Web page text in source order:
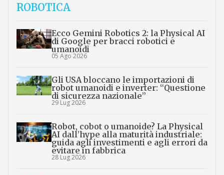
ROBOTICA
Ecco Gemini Robotics 2: la Physical AI
di Google per bracci robotici e
umanoidi
05 Ago 2026
Gli USA bloccano le importazioni di
robot umanoidi e inverter: “Questione
di sicurezza nazionale”
29 Lug 2026
Robot, cobot o umanoide? La Physical
AI dall’hype alla maturità industriale:
guida agli investimenti e agli errori da
evitare in fabbrica
28 Lug 2026